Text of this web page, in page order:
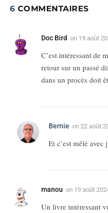
6 COMMENTAIRES
Doc Bird on 19 août
C’est intéressant de
retour sur un passé
dans un procès doit
Bernie on 22 août
Et c’est mêlé avec
manou on 19 août
Un livre intéressant